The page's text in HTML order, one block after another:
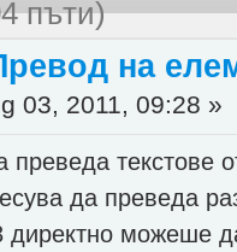
пъти)
на
03, 2011, 09:28 »
преведа текстове
да преведа
можеше